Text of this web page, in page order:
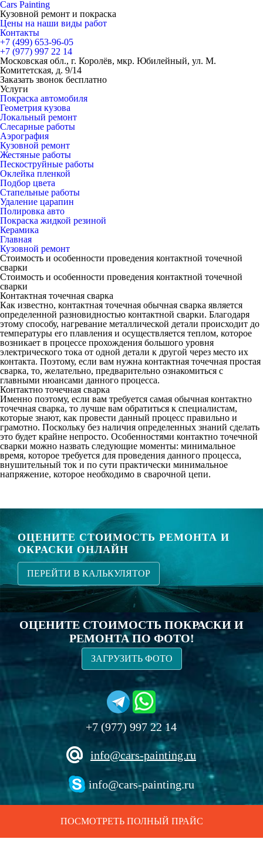
Cars Painting
Кузовной ремонт и покраска
Цены на наши виды работ
Контакты
+7 (499) 653-96-05
+7 (977) 997 22 14
Московская обл., г. Королёв, мкр. Юбилейный, ул. М.
Комитетская, д. 9/14
Заказать звонок бесплатно
Услуги
Покраска автомобиля
Геометрия кузова
Локальный ремонт
Слесарные работы
Аэрография
Кузовной ремонт
Жестяные работы
Пескоструйные работы
Оклейка пленкой
Подбор цвета
Стапельные работы
Удаление царапин
Полировка авто
Покраска жидкой резиной
Керамика
Главная
Кузовной ремонт
Стоимость и особенности проведения контактной точечной
сварки
Стоимость и особенности проведения контактной точечной
сварки
Контактная точечная сварка
Как известно, контактная точечная обычная сварка является
определенной разновидностью контактной сварки. Благодаря
этому способу, нагревание металлической детали происходит до
температуры его плавления и осуществляется теплом, которое
возникает в процессе прохождения большого уровня
электрического тока от одной детали к другой через место их
контакта. Поэтому, если вам нужна контактная точечная простая
сварка, то, желательно, предварительно ознакомиться с
главными нюансами данного процесса.
Контактно точечная сварка
Именно поэтому, если вам требуется самая обычная контактно
точечная сварка, то лучше вам обратиться к специалистам,
которые знают, как провести данный процесс правильно и
грамотно. Поскольку без наличия определенных знаний сделать
это будет крайне непросто. Особенностями контактно точечной
сварки можно назвать следующие моменты: минимальное
время, которое требуется для проведения данного процесса,
внушительный ток и по сути практически минимальное
напряжение, которое необходимо в сварочной цепи.
ОЦЕНИТЕ СТОИМОСТЬ РЕМОНТА И
ОКРАСКИ ОНЛАЙН
ПЕРЕЙТИ В КАЛЬКУЛЯТОР
ОЦЕНИТЕ СТОИМОСТЬ ПОКРАСКИ И
РЕМОНТА ПО ФОТО!
ЗАГРУЗИТЬ ФОТО
+7 (977) 997 22 14
info@cars-painting.ru
info@cars-painting.ru
ПОСМОТРЕТЬ ПОЛНЫЙ ПРАЙС